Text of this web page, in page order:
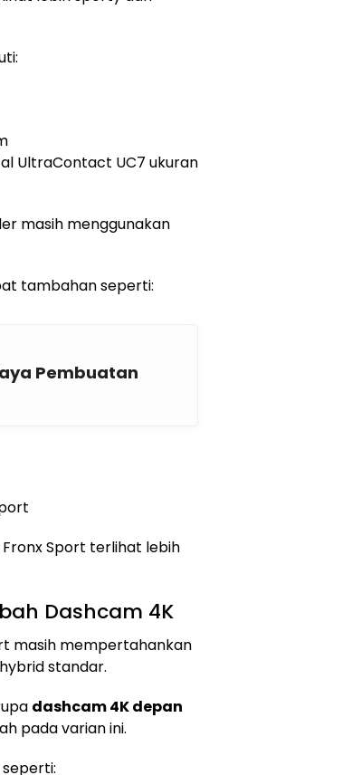
UltraContact UC7 ukuran
masih menggunakan
tambahan seperti:
Pembuatan
Sport terlihat lebih
Dashcam 4K
masih mempertahankan
standar.
dashcam 4K depan
pada varian ini.